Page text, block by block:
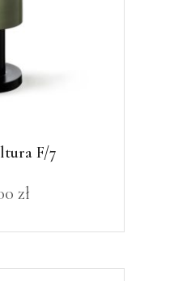
F/7
zł